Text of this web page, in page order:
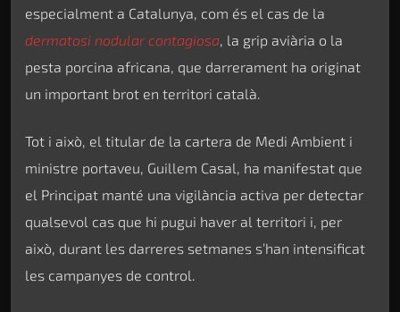
especialment a Catalunya, com és el cas de la
dermatosi nodular contagiosa, la grip aviària o la
pesta porcina africana, que darrerament ha originat
un important brot en territori català.
Tot i això, el titular de la cartera de Medi Ambient i
ministre portaveu, Guillem Casal, ha manifestat que
el Principat manté una vigilància activa per detectar
qualsevol cas que hi pugui haver al territori i, per
això, durant les darreres setmanes s’han intensificat
les campanyes de control.